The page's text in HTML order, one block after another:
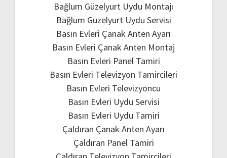
Bağlum Güzelyurt Uydu Montajı
Bağlum Güzelyurt Uydu Servisi
Basın Evleri Çanak Anten Ayarı
Basın Evleri Çanak Anten Montaj
Basın Evleri Panel Tamiri
Basın Evleri Televizyon Tamircileri
Basın Evleri Televizyoncu
Basın Evleri Uydu Servisi
Basın Evleri Uydu Tamiri
Çaldıran Çanak Anten Ayarı
Çaldıran Panel Tamiri